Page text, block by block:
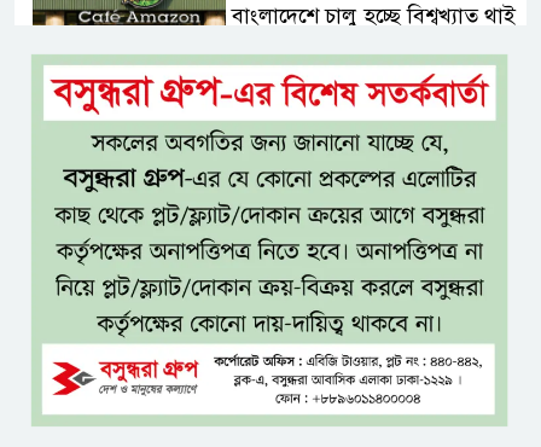
বাংলাদেশে চালু হচ্ছে বিশ্বখ্যাত থাই
আ ‘লীগের রাজনৈতিক মৃত্যু হয়েছে
ঢাকায়, দাফন হয়েছে দিল্লিতে:
স্বরাষ্ট্রমন্ত্রী
ভারত সম্ভবত আর শেখ হাসিনাকে
রাখতে চায় না
বাংলাদেশ আর কখনো ‘ক্লায়েন্ট
স্টেট’ হবে না: পররাষ্ট্রমন্ত্রী